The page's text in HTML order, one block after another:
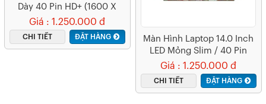
Dày 40 Pin HD+ (1600 X
900)
Giá : 1.250.000 đ
CHI TIẾT ĐẶT HÀNG
Màn Hình Laptop 14.0 Inch
LED Mỏng Slim / 40 Pin
Giá : 1.250.000 đ
CHI TIẾT ĐẶT HÀNG